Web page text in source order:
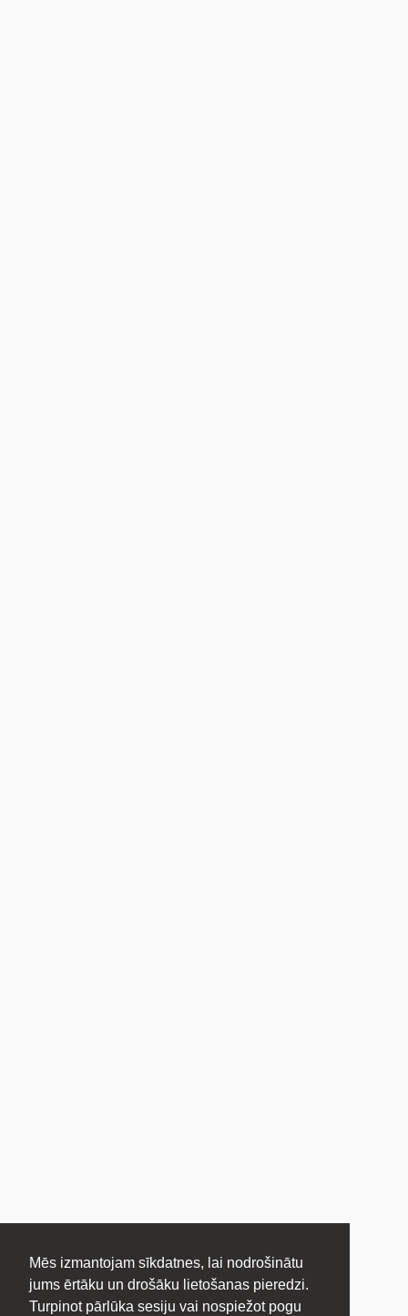
Mēs izmantojam sīkdatnes, lai nodrošinātu
jums ērtāku un drošāku lietošanas pieredzi.
Turpinot pārlūka sesiju vai nospiežot pogu